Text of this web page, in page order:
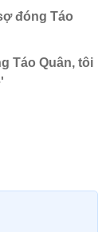
đóng Táo
Táo Quân, tôi